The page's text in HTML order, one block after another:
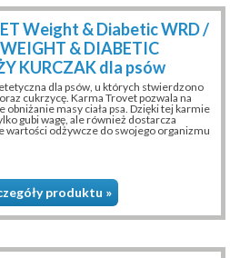
Weight & Diabetic WRD /
& DIABETIC
KURCZAK dla psów
dla psów, u których stwierdzono
cukrzycę. Karma Trovet pozwala na
obniżanie masy ciała psa. Dzięki tej karmie
gubi wagę, ale również dostarcza
wartości odżywcze do swojego organizmu
produktu »